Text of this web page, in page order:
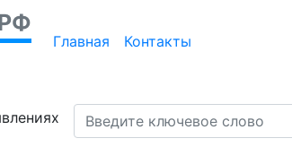
Главная Контакты